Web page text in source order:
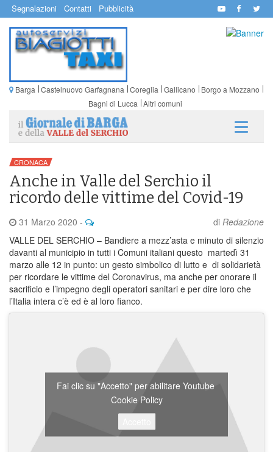
Segnalazioni Contatti Pubblicità
Barga Castelnuovo Garfagnana Coreglia Gallicano
Borgo a Mozzano
Bagni di Lucca Altri comuni
CRONACA
Anche in Valle del Serchio il
ricordo delle vittime del Covid-19
31 Marzo 2020 - di Redazione
VALLE DEL SERCHIO – Bandiere a mezz’asta e minuto di silenzio
davanti al municipio in tutti i Comuni italiani questo martedì 31
marzo alle 12 in punto: un gesto simbolico di lutto e di solidarietà
per ricordare le vittime del Coronavirus, ma anche per onorare il
sacrificio e l’impegno degli operatori sanitari e per dire loro che
l’Italia intera c’è ed è al loro fianco.
Fai clic su "Accetto" per abilitare Youtube
Cookie Policy